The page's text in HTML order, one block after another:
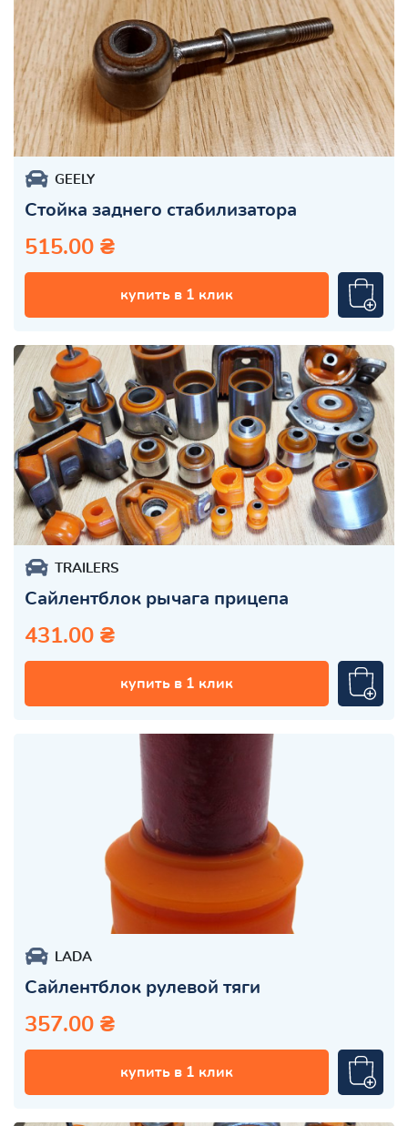
GEELY
Стойка заднего стабилизатора
515.00 ₴
купить в 1 клик
TRAILERS
Сайлентблок рычага прицепа
431.00 ₴
купить в 1 клик
LADA
Сайлентблок рулевой тяги
357.00 ₴
купить в 1 клик